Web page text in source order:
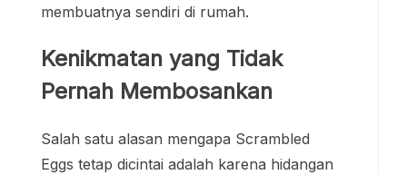
membuatnya sendiri di rumah.
Kenikmatan yang Tidak
Pernah Membosankan
Salah satu alasan mengapa Scrambled
Eggs tetap dicintai adalah karena hidangan